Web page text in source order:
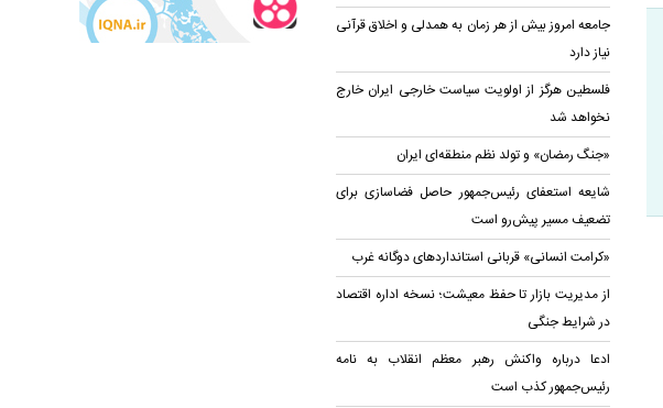
جامعه امروز بیش از هر زمان به همدلی و اخلاق قرآنی
نیاز دارد
فلسطین هرگز از اولویت سیاست خارجی ایران خارج
نخواهد شد
«جنگ رمضان» و تولد نظم منطقه‌ای ایران
شایعه استعفای رئیس‌جمهور حاصل فضاسازی برای
تضعیف مسیر پیش‌رو است
«کرامت انسانی» قربانی استاندارد‌های دوگانه غرب
از مدیریت بازار تا حفظ معیشت؛ نسخه اداره اقتصاد
در شرایط جنگی
ادعا درباره واکنش رهبر معظم انقلاب به نامه
رئیس‌جمهور کذب است